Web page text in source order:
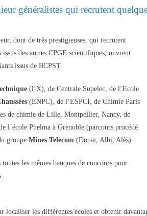
généralistes qui recrutent
dont de très prestigieuses, qui recrutent
issus des autres CPGE scientifiques, ouvrent
issus de BCPST.
(l’X), de Centrale Supelec, de l’Ecole
(ENPC), de l’ESPCI, de Chimie Paris
de chimie de Lille, Montpellier, Nancy, de
l’école Phelma à Grenoble (parcours procédé
groupe Mines Telecom (Douai, Albi, Alès)
toutes les mêmes banques de concours pour
localiser les différentes écoles et obtenir